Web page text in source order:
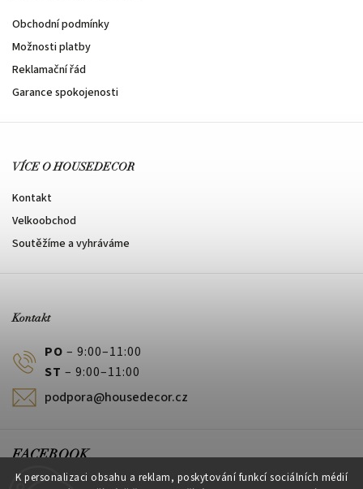
K personalizaci obsahu a reklam, poskytování funkcí sociálních médií
Obchodní podmínky
Možnosti platby
Reklamační řád
Garance spokojenosti
VÍCE O HOUSEDECOR
Kontakt
Velkoobchod
Soutěžíme a vyhráváme
Kontakt
PO – 9:00–11:00
ST – 9:00–11:00
podpora@housedecor.cz
FACEBOOK